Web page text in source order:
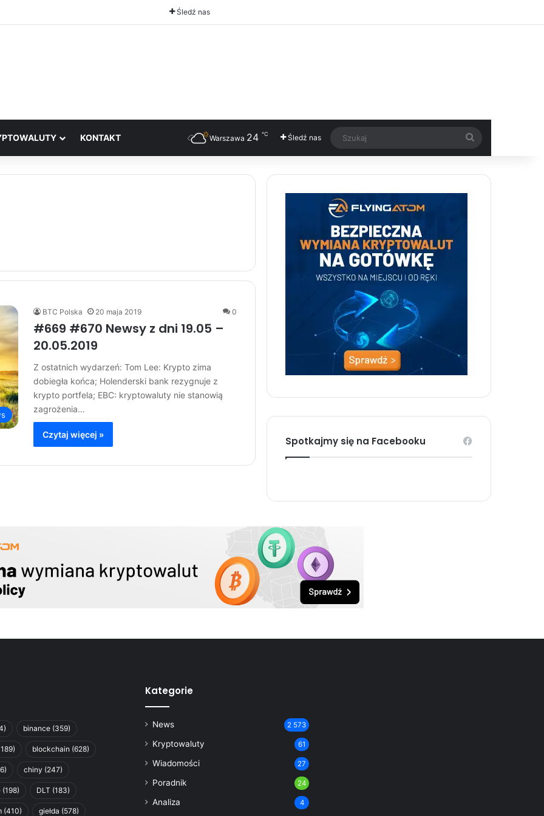
Śledź nas
KONTAKT Warszawa 24 ℃ Śledź nas
BTC Polska 20 maja 2019 0
#669 #670 Newsy z dni 19.05 –
20.05.2019
Z ostatnich wydarzeń: Tom Lee: Krypto zima
dobiegła końca; Holenderski bank rezygnuje z
krypto portfela; EBC: kryptowaluty nie stanowią
zagrożenia…
Czytaj więcej »
Spotkajmy się na Facebooku
binance (359)
blockchain (628)
chiny (247)
(198) DLT (183)
(410) giełda (578)
Kategorie
News 2 573
Kryptowaluty 61
Wiadomości 27
Poradnik 24
Analiza 4